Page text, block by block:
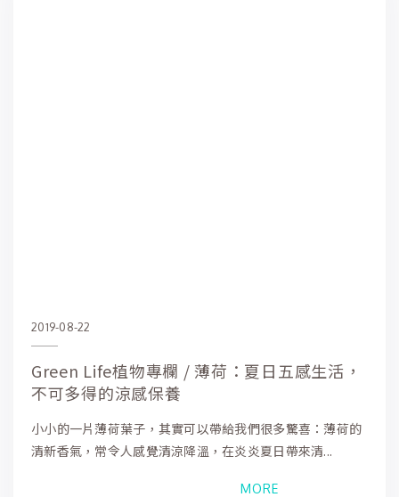
2019-08-22
Green Life植物專欄 / 薄荷：夏日五感生活，
不可多得的涼感保養
小小的一片薄荷葉子，其實可以帶給我們很多驚喜：薄荷的
清新香氣，常令人感覺清涼降溫，在炎炎夏日帶來清...
MORE